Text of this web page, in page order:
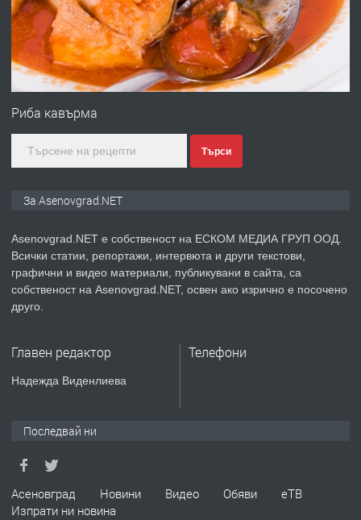
преди 1 година
ПРЕДЛАГА
Професионална зеленчукорезачка
преди 2 години
ПРЕДЛАГА
Давам индивидуалани уроци по
ремонт на покриви
ПРЕДЛАГА
Риба кавърма
Търси
За Asenovgrad.NET
Asenovgrad.NET е собственост на ЕСКОМ МЕДИА ГРУП ООД.
Всички статии, репортажи, интервюта и други текстови,
графични и видео материали, публикувани в сайта, са
собственост на Asenovgrad.NET, освен ако изрично е посочено
друго.
Главен редактор
Надежда Виденлиева
Телефони
Последвай ни
Асеновград Новини Видео Обяви
еТВ
Изпрати ни новина